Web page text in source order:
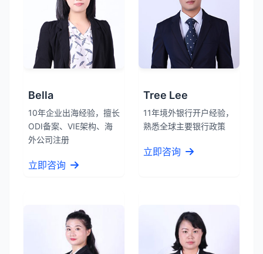
Bella
10年企业出海经验，擅长
ODI备案、VIE架构、海
外公司注册
立即咨询
Tree Lee
11年境外银行开户经验，
熟悉全球主要银行政策
立即咨询